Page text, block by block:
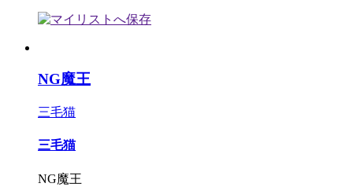
NG魔王
三毛猫
三毛猫
NG魔王